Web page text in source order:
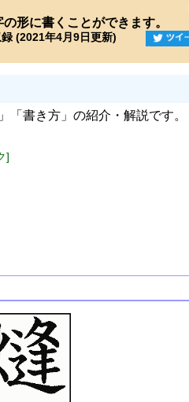
形に書くことができます。
(2021年4月9日更新)
「書き方」の紹介・解説です。
]